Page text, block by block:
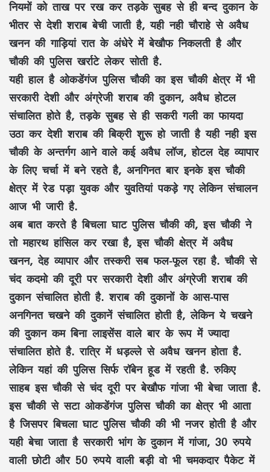
नियमों को ताख पर रख कर तड़के सुबह से ही बन्द दुकान के
भीतर से देशी शराब बेची जाती है, यही नही चौराहे से अवैध
खनन की गाड़ियां रात के अंधेरे में बेखौफ निकलती है और
चौकी की पुलिस खर्राटे लेकर सोती है.
यही हाल है ओकडेंगंज पुलिस चौकी का इस चौकी क्षेत्र में भी
सरकारी देशी और अंग्रेजी शराब की दुकान, अवैध होटल
संचालित होते है, तड़के सुबह से ही सकरी गली का फायदा
उठा कर देशी शराब की बिक्री शुरू हो जाती है यही नही इस
चौकी के अन्तर्गग आने वाले कई अवैध लॉज, होटल देह व्यापार
के लिए चर्चा में बने रहते है, अनगिनत बार इनके इस चौकी
क्षेत्र में रेड पड़ा युवक और युवतियां पकड़े गए लेकिन संचालन
आज भी जारी है.
अब बात करते है बिचला घाट पुलिस चौकी की, इस चौकी ने
तो महारथ हांसिल कर रखा है, इस चौकी क्षेत्र में अवैध
खनन, देह व्यापार और तस्करी सब फल-फूल रहा है. चौकी से
चंद कदमो की दूरी पर सरकारी देशी और अंग्रेजी शराब की
दुकान संचालित होती है. शराब की दुकानों के आस-पास
अनगिनत चखने की दुकानें संचालित होती है, लेकिन ये चखने
की दुकान कम बिना लाइसेंस वाले बार के रूप में ज्यादा
संचालित होते है. रात्रि में धड़ल्ले से अवैध खनन होता है.
लेकिन यहां की पुलिस सिर्फ रॉबेन हूड में रहती है. रुकिए
साहब इस चौकी से चंद दूरी पर बेखौफ गांजा भी बेचा जाता है.
इस चौकी से सटा ओकडेंगंज पुलिस चौकी का क्षेत्र भी आता
है जिसपर बिचला घाट पुलिस चौकी की भी नजर होती है और
यही बेचा जाता है सरकारी भांग के दुकान में गांजा, 30 रुपये
वाली छोटी और 50 रुपये वाली बड़ी वो भी चमकदार पैकेट में